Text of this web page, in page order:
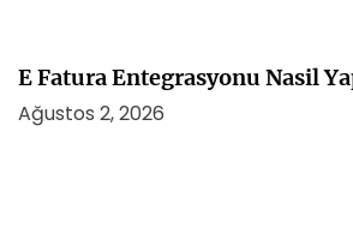
E Fatura Entegrasyonu Nasil
Ağustos 2, 2026